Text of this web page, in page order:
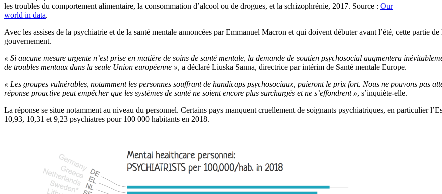
les troubles du comportement alimentaire, la consommation d’alcool ou de drogues, et la schizophrénie, 2017. Source : Our
world in data.
Avec les assises de la psychiatrie et de la santé mentale annoncées par Emmanuel Macron et qui doivent débuter avant l’été, cette partie
gouvernement.
« Si aucune mesure urgente n’est prise en matière de soins de santé mentale, la demande de soutien psychosocial augmentera
de troubles mentaux dans la seule Union européenne », a déclaré Liuska Sanna, directrice par intérim de Santé mentale Europe.
« Les groupes vulnérables, notamment les personnes souffrant de handicaps psychosociaux, paieront le prix fort. Nous ne pouvons pas
réponse proactive peut empêcher que les systèmes de santé ne soient encore plus surchargés et ne s’effondrent », s’inquiète-elle.
La réponse se situe notamment au niveau du personnel. Certains pays manquent cruellement de soignants psychiatriques, en particulier
10,93, 10,31 et 9,23 psychiatres pour 100 000 habitants en 2018.